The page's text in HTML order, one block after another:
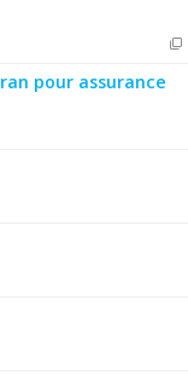
pour assurance